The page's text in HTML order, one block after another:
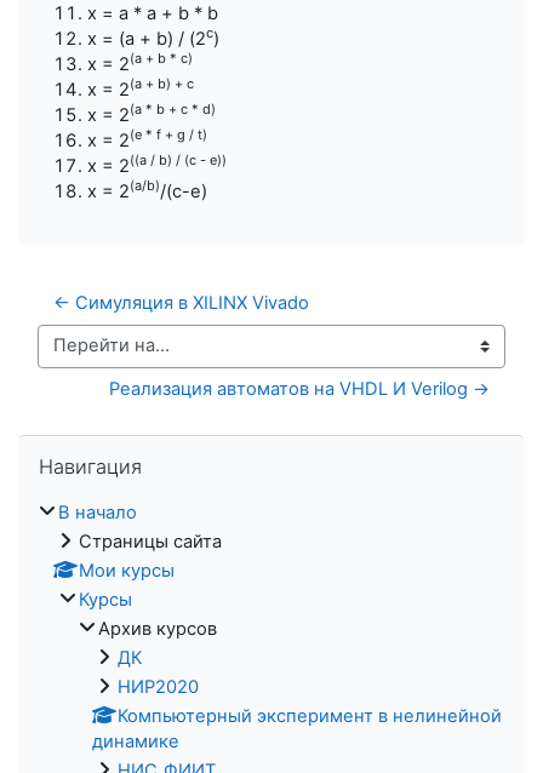
x = a * a + b * b
x = (a + b) / (2c)
x = 2(a + b * c)
x = 2(a + b) + c
x = 2(a * b + c * d)
x = 2(e * f + g / t)
x = 2((a / b) / (c - e))
x = 2(a/b)/(c-e)
← Симуляция в XILINX Vivado
Перейти на...
Реализация автоматов на VHDL И Verilog →
Навигация
В начало
Страницы сайта
Мои курсы
Курсы
Архив курсов
ДК
НИР2020
Компьютерный эксперимент в нелинейной
динамике